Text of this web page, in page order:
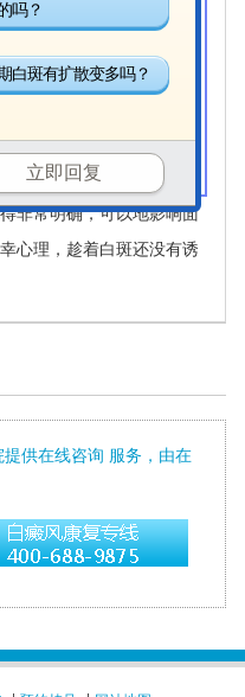
状)
量发生变化时，形态
现为大面积乳白色破
非常明确，可以地影响面
心理，趁着白斑还没有诱
供在线咨询 服务，由在
吗？
白斑有扩散变多吗？
立即回复